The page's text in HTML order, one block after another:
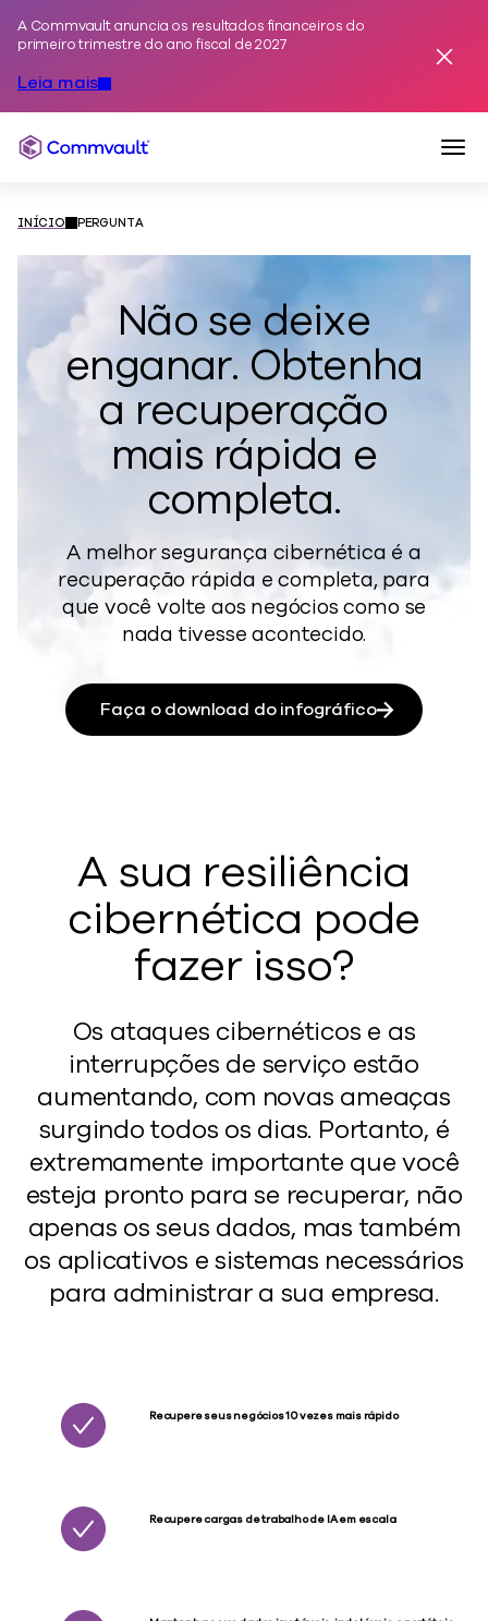
Pular para o conteúdo
A Commvault anuncia os resultados financeiros do
primeiro trimestre do ano fiscal de 2027
Leia mais
Commvault
INÍCIO PERGUNTA
Não se deixe
enganar. Obtenha
a recuperação
mais rápida e
completa.
A melhor segurança cibernética é a
recuperação rápida e completa, para
que você volte aos negócios como se
nada tivesse acontecido.
Faça o download do infográfico
A sua resiliência
cibernética pode
fazer isso?
Os ataques cibernéticos e as
interrupções de serviço estão
aumentando, com novas ameaças
surgindo todos os dias. Portanto, é
extremamente importante que você
esteja pronto para se recuperar, não
apenas os seus dados, mas também
os aplicativos e sistemas necessários
para administrar a sua empresa.
Recupere seus negócios 10 vezes mais rápido
Recupere cargas de trabalho de IA em escala